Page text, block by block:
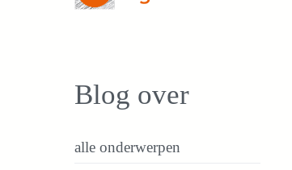
Blog over
alle onderwerpen